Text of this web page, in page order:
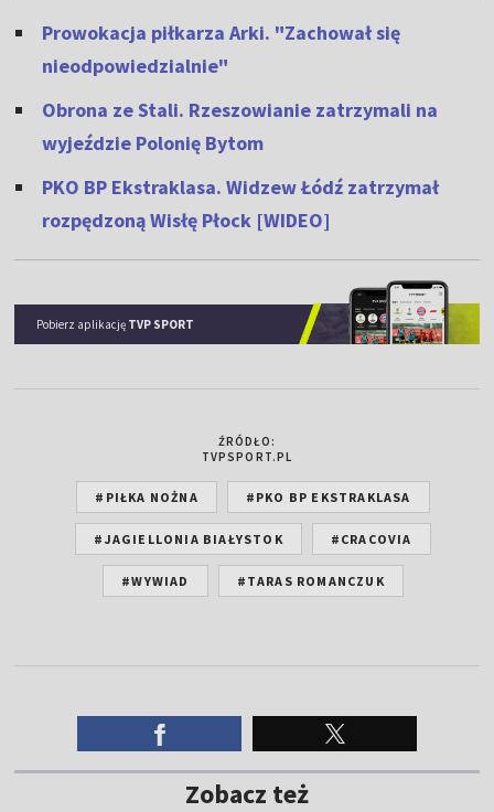
Prowokacja piłkarza Arki. "Zachował się
nieodpowiedzialnie"
Obrona ze Stali. Rzeszowianie zatrzymali na
wyjeździe Polonię Bytom
PKO BP Ekstraklasa. Widzew Łódź zatrzymał
rozpędzoną Wisłę Płock [WIDEO]
Pobierz aplikację TVP SPORT
ŹRÓDŁO:
TVPSPORT.PL
#PIŁKA NOŻNA #PKO BP EKSTRAKLASA
#JAGIELLONIA BIAŁYSTOK #CRACOVIA
#WYWIAD #TARAS ROMANCZUK
Zobacz też